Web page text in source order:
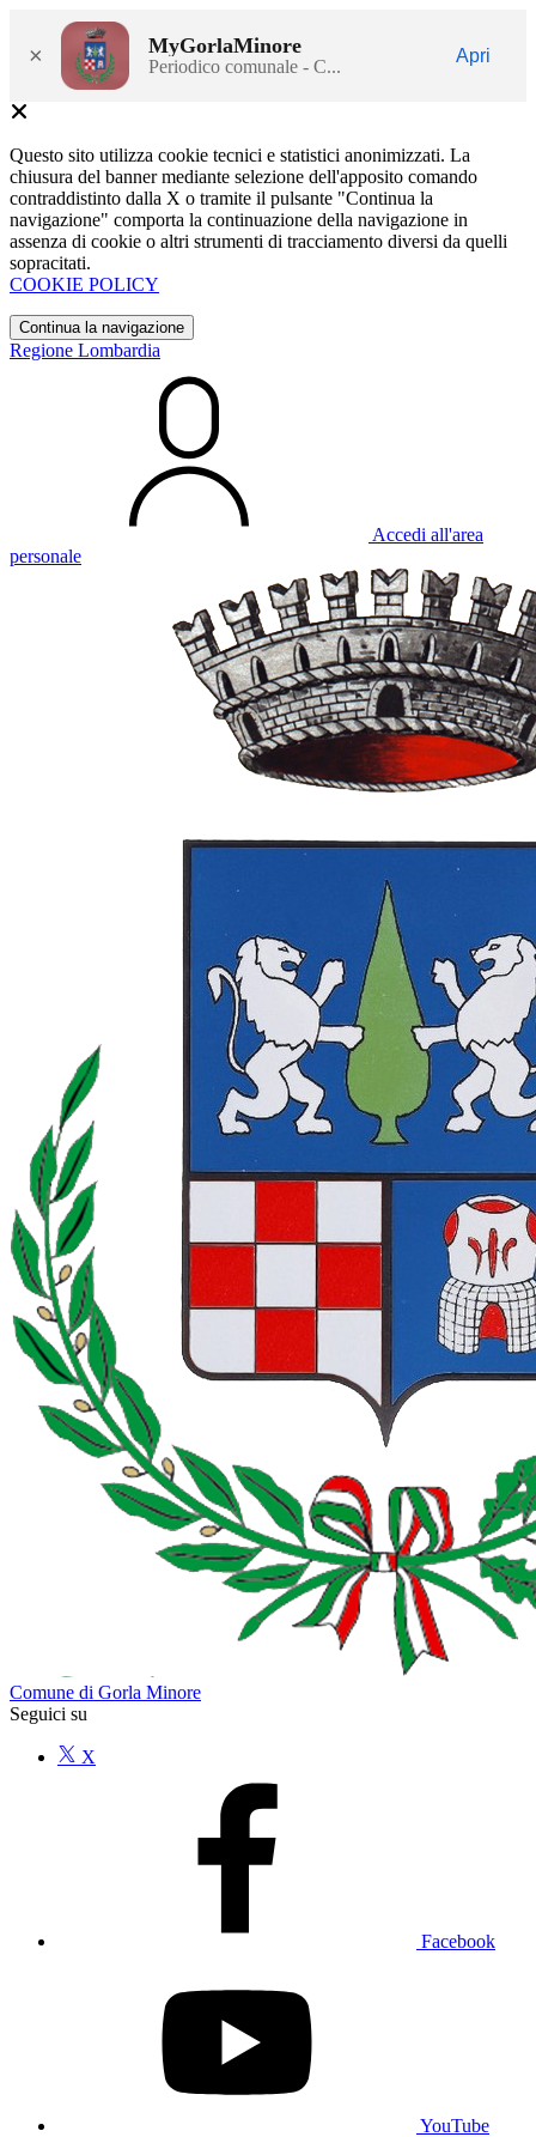
× MyGorlaMinore
Periodico comunale - C...
Apri
Questo sito utilizza cookie tecnici e statistici anonimizzati. La
chiusura del banner mediante selezione dell'apposito comando
contraddistinto dalla X o tramite il pulsante "Continua la
navigazione" comporta la continuazione della navigazione in
assenza di cookie o altri strumenti di tracciamento diversi da quelli
sopracitati.
COOKIE POLICY
Continua la navigazione
Regione Lombardia
Accedi all'area
personale
Comune di Gorla Minore
Seguici su
X
Facebook
YouTube